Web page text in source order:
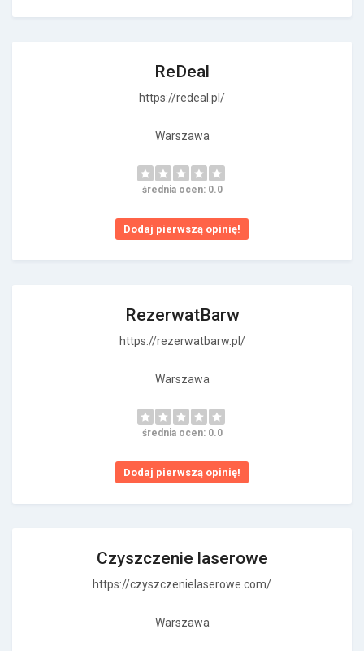
ReDeal
https://redeal.pl/
Warszawa
średnia ocen: 0.0
Dodaj pierwszą opinię!
RezerwatBarw
https://rezerwatbarw.pl/
Warszawa
średnia ocen: 0.0
Dodaj pierwszą opinię!
Czyszczenie laserowe
https://czyszczenielaserowe.com/
Warszawa